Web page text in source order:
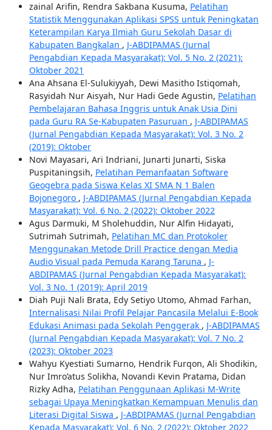
zainal Arifin, Rendra Sakbana Kusuma, Pelatihan
Statistik Menggunakan Aplikasi SPSS untuk Peningkatan
Keterampilan Karya Ilmiah Guru Sekolah Dasar di
Kabupaten Bangkalan , J-ABDIPAMAS (Jurnal
Pengabdian Kepada Masyarakat): Vol. 5 No. 2 (2021):
Oktober 2021
Ana Ahsana El-Sulukiyyah, Dewi Masitho Istiqomah,
Rasyidah Nur Aisyah, Nur Hadi Gede Agustin, Pelatihan
Pembelajaran Bahasa Inggris untuk Anak Usia Dini
pada Guru RA Se-Kabupaten Pasuruan , J-ABDIPAMAS
(Jurnal Pengabdian Kepada Masyarakat): Vol. 3 No. 2
(2019): Oktober
Novi Mayasari, Ari Indriani, Junarti Junarti, Siska
Puspitaningsih, Pelatihan Pemanfaatan Software
Geogebra pada Siswa Kelas XI SMA N 1 Balen
Bojonegoro , J-ABDIPAMAS (Jurnal Pengabdian Kepada
Masyarakat): Vol. 6 No. 2 (2022): Oktober 2022
Agus Darmuki, M Sholehuddin, Nur Alfin Hidayati,
Sutrimah Sutrimah, Pelatihan MC dan Protokoler
Menggunakan Metode Drill Practice dengan Media
Audio Visual pada Pemuda Karang Taruna , J-
ABDIPAMAS (Jurnal Pengabdian Kepada Masyarakat):
Vol. 3 No. 1 (2019): April 2019
Diah Puji Nali Brata, Edy Setiyo Utomo, Ahmad Farhan,
Internalisasi Nilai Profil Pelajar Pancasila Melalui E-Book
Edukasi Animasi pada Sekolah Penggerak , J-ABDIPAMAS
(Jurnal Pengabdian Kepada Masyarakat): Vol. 7 No. 2
(2023): Oktober 2023
Wahyu Kyestiati Sumarno, Hendrik Furqon, Ali Shodikin,
Nur Imro’atus Solikha, Novandi Kevin Pratama, Didan
Rizky Adha, Pelatihan Penggunaan Aplikasi M-Write
sebagai Upaya Meningkatkan Kemampuan Menulis dan
Literasi Digital Siswa , J-ABDIPAMAS (Jurnal Pengabdian
Kepada Masyarakat): Vol. 6 No. 2 (2022): Oktober 2022